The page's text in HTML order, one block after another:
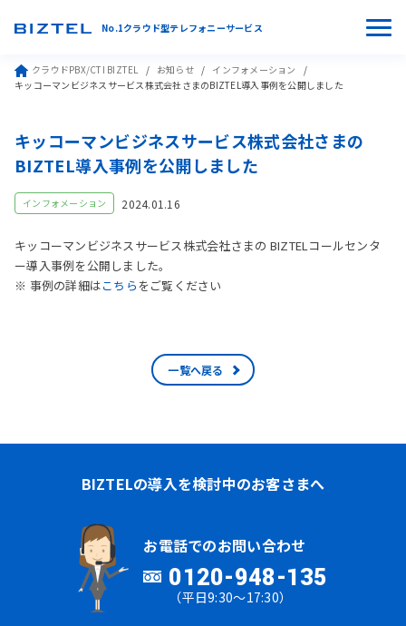
No.1クラウド型テレフォニーサービス
クラウドPBX/CTI BIZTEL お知らせ
インフォメーション
キッコーマンビジネスサービス株式会社さまのBIZTEL導入事例を公開しました
キッコーマンビジネスサービス株式会社さまの
BIZTEL導入事例を公開しました
インフォメーション 2024.01.16
キッコーマンビジネスサービス株式会社さまの BIZTELコールセンタ
ー導入事例を公開しました。
※ 事例の詳細はこちら をご覧ください
一覧へ戻る
BIZTELの導入を検討中のお客さまへ
お電話でのお問い合わせ
0120-948-135
（平日9:30～17:30）